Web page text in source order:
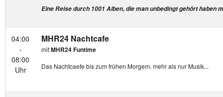
Eine Reise durch 1001 Alben, die man unbedingt gehört haben
04:00
-
08:00
Uhr
MHR24 Nachtcafe
mitMHR24 Funtime
Das Nachtcaefe bis zum frühen Morgem, mehr als nur Musik...